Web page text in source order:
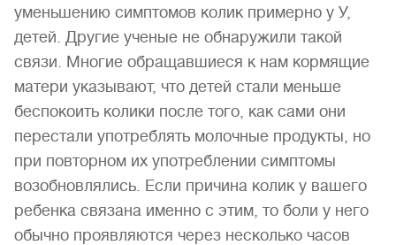
уменьшению симптомов колик примерно у У,
детей. Другие ученые не обнаружили такой
связи. Многие обращавшиеся к нам кормящие
матери указывают, что детей стали меньше
беспокоить колики после того, как сами они
перестали употреблять молочные продукты, но
при повторном их употреблении симптомы
возобновлялись. Если причина колик у вашего
ребенка связана именно с этим, то боли у него
обычно проявляются через несколько часов